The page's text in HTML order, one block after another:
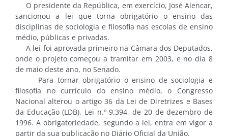
O presidente da República, em exercício, José Alencar,
sancionou a lei que torna obrigatório o ensino das
disciplinas de sociologia e filosofia nas escolas de ensino
médio, públicas e privadas.
A lei foi aprovada primeiro na Câmara dos Deputados,
onde o projeto começou a tramitar em 2003, e no dia 8
de maio deste ano, no Senado.
Para tornar obrigatório o ensino de sociologia e
filosofia no currículo do ensino médio, o Congresso
Nacional alterou o artigo 36 da Lei de Diretrizes e Bases
da Educação (LDB), Lei n.º 9.394, de 20 de dezembro de
1996. A obrigatoriedade, segundo a lei, entra em vigor a
partir da sua publicação no Diário Oficial da União.